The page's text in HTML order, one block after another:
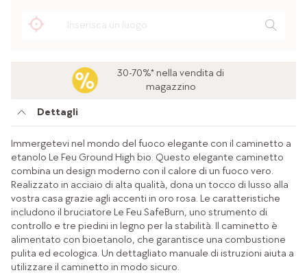
30-70%* nella vendita di
magazzino
Dettagli
Immergetevi nel mondo del fuoco elegante con il caminetto a
etanolo Le Feu Ground High bio. Questo elegante caminetto
combina un design moderno con il calore di un fuoco vero.
Realizzato in acciaio di alta qualità, dona un tocco di lusso alla
vostra casa grazie agli accenti in oro rosa. Le caratteristiche
includono il bruciatore Le Feu SafeBurn, uno strumento di
controllo e tre piedini in legno per la stabilità. Il caminetto è
alimentato con bioetanolo, che garantisce una combustione
pulita ed ecologica. Un dettagliato manuale di istruzioni aiuta a
utilizzare il caminetto in modo sicuro.